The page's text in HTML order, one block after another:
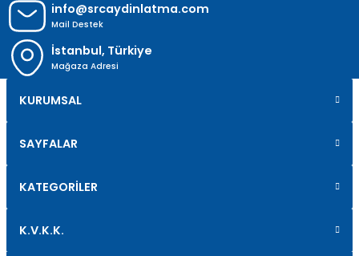
info@srcaydinlatma.com
Mail Destek
İstanbul, Türkiye
Mağaza Adresi
KURUMSAL
SAYFALAR
KATEGORİLER
K.V.K.K.